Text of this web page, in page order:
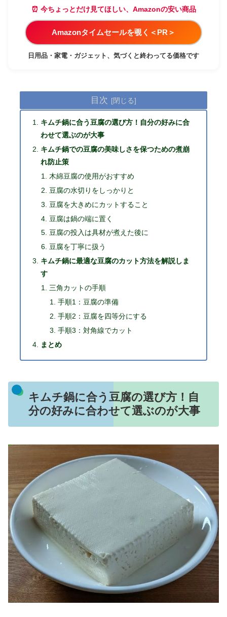
⏰ 今ちょっとだけ見てほしい、Amazonの安い商品
Amazonタイムセールを覗く＜PR＞
日用品・家電・ガジェット、気づくと終わってる価格です
目次
キムチ鍋に合う豆腐の選び方！自分の好みに合
わせて選ぶのが大事
キムチ鍋での豆腐の美味しさを保つための煮崩
れ防止策
木綿豆腐の使用がおすすめ
豆腐の水切りをしっかりと
豆腐を大きめにカットすること
豆腐は鍋の端に置く
豆腐の投入は具材が煮えた後に
豆腐を丁寧に扱う
キムチ鍋に最適な豆腐のカット方法を解説しま
す
三角カットの手順
手順1：豆腐の準備
手順2：豆腐を四等分にする
手順3：対角線でカット
まとめ
キムチ鍋に合う豆腐の選び方！自
分の好みに合わせて選ぶのが大事